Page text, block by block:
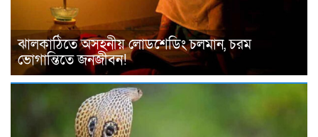
ঝালকাঠিতে অসহনীয় লোডশেডিং চলমান, চরম
ভোগান্তিতে জনজীবন!